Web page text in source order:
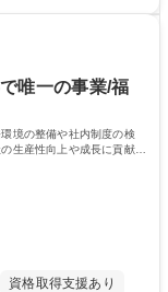
する知見 ・データを
唯一の事業/福
境の整備や社内制度の検
生産性向上や成長に貢献し
資格取得支援あり